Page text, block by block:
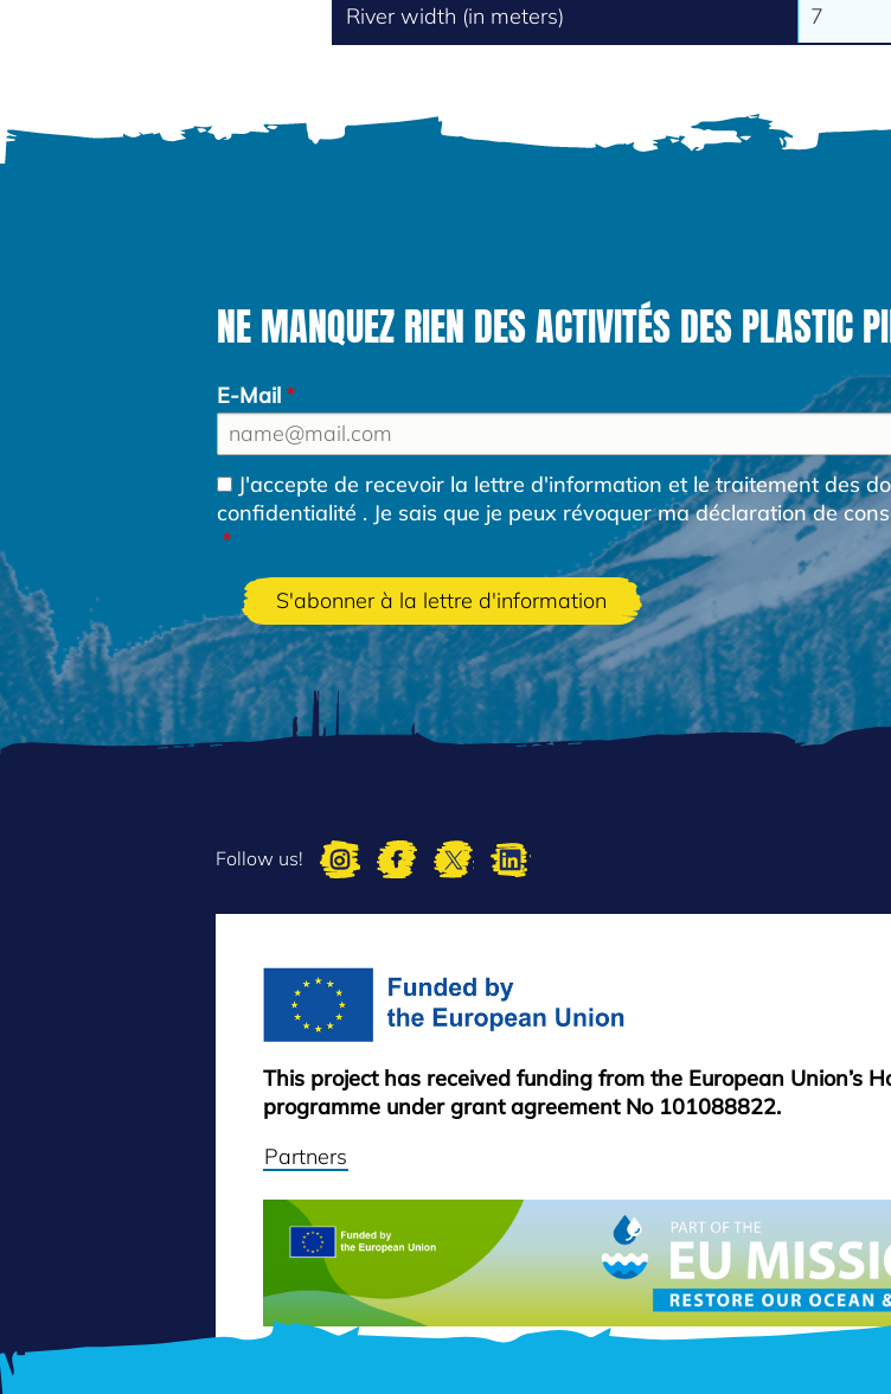
River width (in meters)
7
NE MANQUEZ RIEN DES ACTIVITÉS DES PLASTIC
E-Mail
J'accepte de recevoir la lettre d'information et le traitement des
confidentialité . Je sais que je peux révoquer ma déclaration de
Follow us!
This project has received funding from the European Union’s
programme under grant agreement No 101088822.
Partners